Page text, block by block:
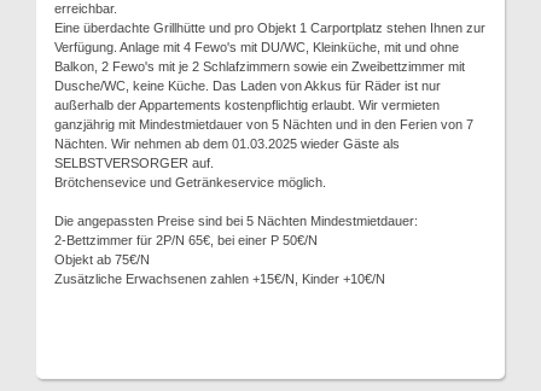
erreichbar.
Eine überdachte Grillhütte und pro Objekt 1 Carportplatz stehen Ihnen zur
Verfügung. Anlage mit 4 Fewo's mit DU/WC, Kleinküche, mit und ohne
Balkon, 2 Fewo's mit je 2 Schlafzimmern sowie ein Zweibettzimmer mit
Dusche/WC, keine Küche. Das Laden von Akkus für Räder ist nur
außerhalb der Appartements kostenpflichtig erlaubt. Wir vermieten
ganzjährig mit Mindestmietdauer von 5 Nächten und in den Ferien von 7
Nächten. Wir nehmen ab dem 01.03.2025 wieder Gäste als
SELBSTVERSORGER auf.
Brötchensevice und Getränkeservice möglich.
Die angepassten Preise sind bei 5 Nächten Mindestmietdauer:
2-Bettzimmer für 2P/N 65€, bei einer P 50€/N
Objekt ab 75€/N
Zusätzliche Erwachsenen zahlen +15€/N, Kinder +10€/N